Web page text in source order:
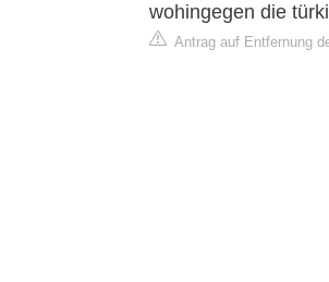
wohingegen die
Antrag auf Entfernung